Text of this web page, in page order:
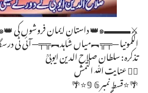
⚔️▬▬▬๑👑 داستانِ ایمان فروشوں کی 👑๑▬▬▬⚔️
الکمونیا ─╤╦︻میاں شاہد︻╦╤─ آئی ٹی
تذکرہ: سلطان صلاح الدین ایوبیؒ
✍🏻 عنایت اللّٰہ التمش
🌴⭐قسط نمبر 𝟞 𝟡⭐🌴